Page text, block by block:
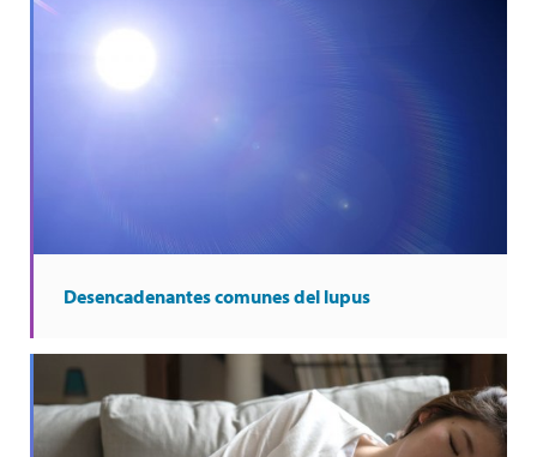
Desencadenantes comunes del lupus